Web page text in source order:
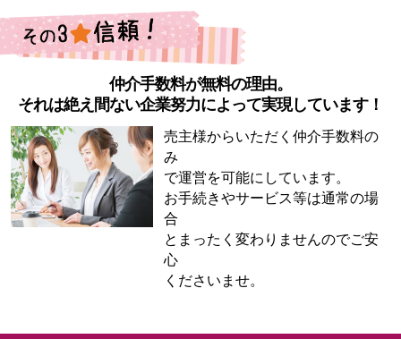
仲介手数料が無料の理由。
それは絶え間ない企業努力によって実現しています！
売主様からいただく仲介手数料の
み
で運営を可能にしています。
お手続きやサービス等は通常の場
合
とまったく変わりませんのでご安
心
くださいませ。